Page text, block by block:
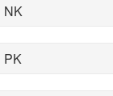
NK
PK